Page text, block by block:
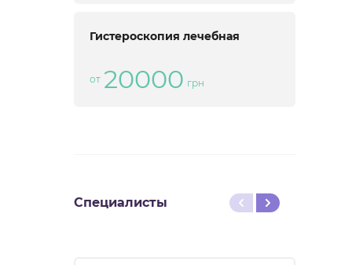
Гистероскопия лечебная
от 20000 грн
Специалисты